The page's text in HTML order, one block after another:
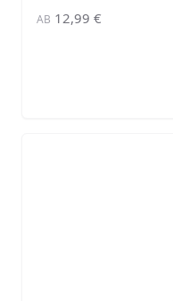
AB 12,99 €